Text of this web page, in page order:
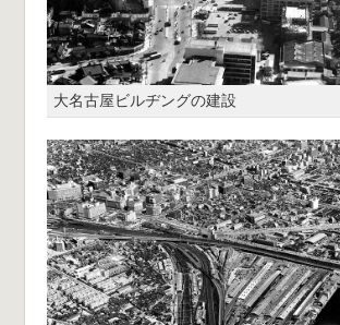
大名古屋ビルヂングの建設